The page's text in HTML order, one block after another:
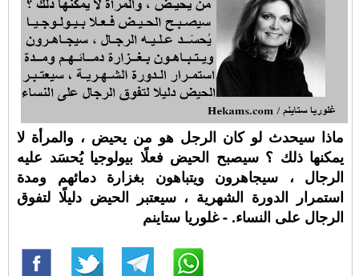
ماذا سيحدث لو كان الرجل هو من يحيض ، والمرأة لا
يمكنها ذلك ؟ سيصبح الحيض فعلًا بيولوجيا يُحسَد عليه
الرجال ، سيجاهرون ويتباهون بغزارة دمائهم ومدة
استمرار الدورة الشهرية ، سيعتبر الحيض دليلًا لتفوق
الرجال على النساء. - غلوريا ستاينم